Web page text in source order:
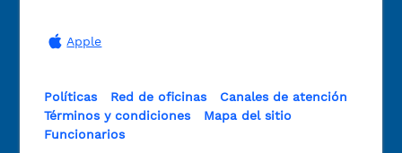
Apple
Políticas Red de oficinas
Canales de atención
Términos y condiciones
Mapa del sitio
Funcionarios